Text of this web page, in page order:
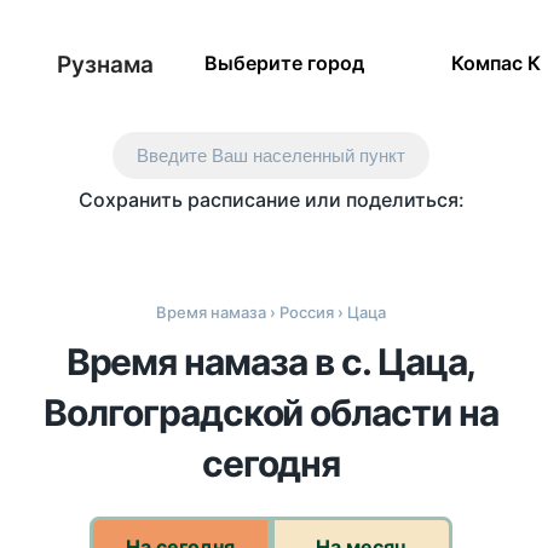
Рузнама Выберите город Компас
Введите Ваш населенный пункт
Сохранить расписание или поделиться:
Время намаза › Россия › Цаца
Время намаза в с. Цаца,
Волгоградской области на
сегодня